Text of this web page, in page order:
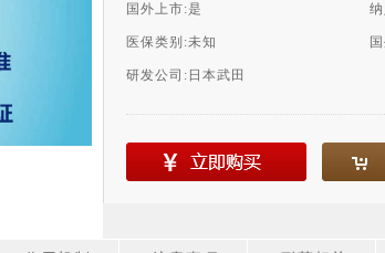
国外上市:是
医保类别:未知
研发公司: 日本武田